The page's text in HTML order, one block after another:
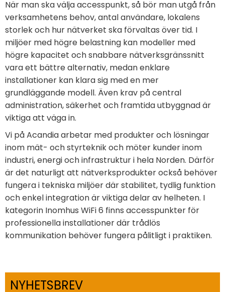
När man ska välja accesspunkt, så bör man utgå från
verksamhetens behov, antal användare, lokalens
storlek och hur nätverket ska förvaltas över tid. I
miljöer med högre belastning kan modeller med
högre kapacitet och snabbare nätverksgränssnitt
vara ett bättre alternativ, medan enklare
installationer kan klara sig med en mer
grundläggande modell. Även krav på central
administration, säkerhet och framtida utbyggnad är
viktiga att väga in.
Vi på Acandia arbetar med produkter och lösningar
inom mät- och styrteknik och möter kunder inom
industri, energi och infrastruktur i hela Norden. Därför
är det naturligt att nätverksprodukter också behöver
fungera i tekniska miljöer där stabilitet, tydlig funktion
och enkel integration är viktiga delar av helheten. I
kategorin Inomhus WiFi 6 finns accesspunkter för
professionella installationer där trådlös
kommunikation behöver fungera pålitligt i praktiken.
NYHETSBREV